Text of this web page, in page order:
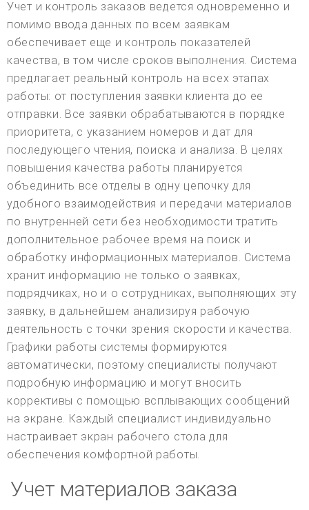
Учет и контроль заказов ведется одновременно и
помимо ввода данных по всем заявкам
обеспечивает еще и контроль показателей
качества, в том числе сроков выполнения. Система
предлагает реальный контроль на всех этапах
работы: от поступления заявки клиента до ее
отправки. Все заявки обрабатываются в порядке
приоритета, с указанием номеров и дат для
последующего чтения, поиска и анализа. В целях
повышения качества работы планируется
объединить все отделы в одну цепочку для
удобного взаимодействия и передачи материалов
по внутренней сети без необходимости тратить
дополнительное рабочее время на поиск и
обработку информационных материалов. Система
хранит информацию не только о заявках,
подрядчиках, но и о сотрудниках, выполняющих эту
заявку, в дальнейшем анализируя рабочую
деятельность с точки зрения скорости и качества.
Графики работы системы формируются
автоматически, поэтому специалисты получают
подробную информацию и могут вносить
коррективы с помощью всплывающих сообщений
на экране. Каждый специалист индивидуально
настраивает экран рабочего стола для
обеспечения комфортной работы.
Учет материалов заказа